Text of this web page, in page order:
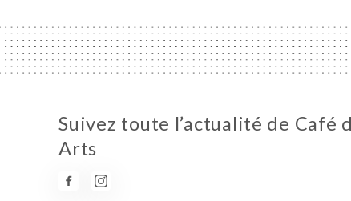
Suivez toute l’actualité de Café
Arts